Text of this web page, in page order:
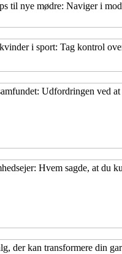
til nye mødre: Naviger i
i sport: Tag kontrol
Udfordringen ved at
Hvem sagde, at du
der kan transformere din